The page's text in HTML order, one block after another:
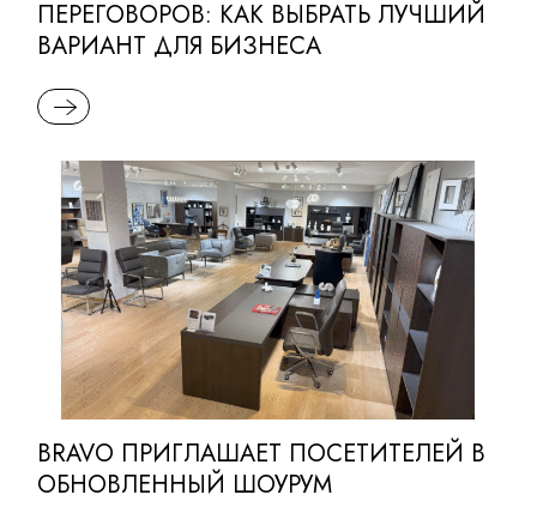
ПЕРЕГОВОРОВ: КАК ВЫБРАТЬ ЛУЧШИЙ
ВАРИАНТ ДЛЯ БИЗНЕСА
READ MORE
BRAVO ПРИГЛАШАЕТ ПОСЕТИТЕЛЕЙ В
ОБНОВЛЕННЫЙ ШОУРУМ